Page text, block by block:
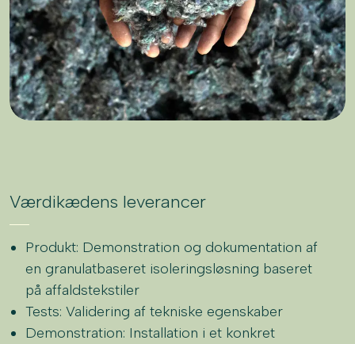
Værdikædens leverancer
Produkt: Demonstration og dokumentation af
en granulatbaseret isoleringsløsning baseret
på affaldstekstiler
Tests: Validering af tekniske egenskaber
Demonstration: Installation i et konkret